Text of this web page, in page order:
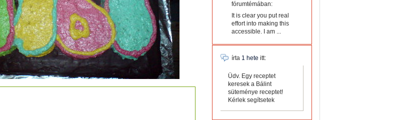
fórumtémában:
It is clear you put real
effort into making this
accessible. I am ...
írta 1 hete itt:
Üdv. Egy receptet
keresek a Bálint
süteménye receptet!
Kérlek segítsetek